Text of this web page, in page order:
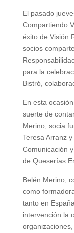
El pasado
Compartiendo
éxito de Visión
socios
para la
Bistró,
En esta
suerte de
Merino, socia
Teresa Arranz
Comunicación
de Queserías
Belén Merino,
como
tanto en
intervención la